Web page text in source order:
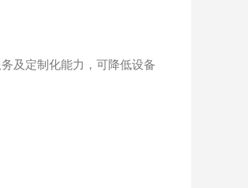
及定制化能力，可降低设备